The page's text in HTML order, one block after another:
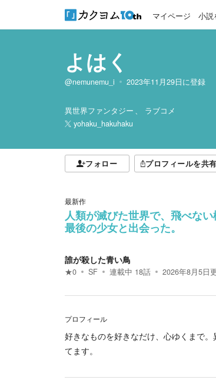
マイページ 小説
よはく
@nemunemu_i 2023年11月29日に登録
異世界ファンタジー
ラブコメ
yohaku_hakuhaku
フォロー プロフィールを共有
最新作
人類が滅びた世界で、飛べない
最後の少女と出会った。
誰が殺した青い鳥
★0 SF 連載中 18話 2026年8月5日
プロフィール
好きなものを好きなだけ、心ゆくまで
てます。